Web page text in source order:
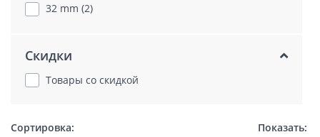
32 mm (2)
Скидки
Товары со скидкой
Сортировка: Показать: